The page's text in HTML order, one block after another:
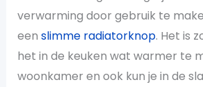
verwarming door gebruik te
een slimme radiatorknop. Het is
het in de keuken wat warmer te
woonkamer en ook kun je in de